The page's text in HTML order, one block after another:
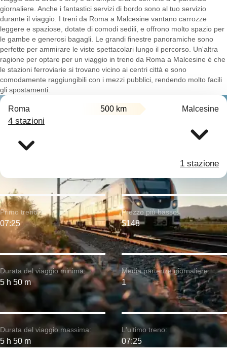
giornaliere. Anche i fantastici servizi di bordo sono al tuo servizio
durante il viaggio. I treni da Roma a Malcesine vantano carrozze
leggere e spaziose, dotate di comodi sedili, e offrono molto spazio per
le gambe e generosi bagagli. Le grandi finestre panoramiche sono
perfette per ammirare le viste spettacolari lungo il percorso. Un'altra
ragione per optare per un viaggio in treno da Roma a Malcesine è che
le stazioni ferroviarie si trovano vicino ai centri città e sono
comodamente raggiungibili con i mezzi pubblici, rendendo molto facili
gli spostamenti.
Roma 500 km Malcesine
4 stazioni
1 stazione
Durata del viaggio minima:
5 h 50 m
Primo treno:
07:25
Durata del viaggio massima:
5 h 50 m
Prezzo più basso:
$148
Media partenze giornaliere:
1
L'ultimo treno:
07:25